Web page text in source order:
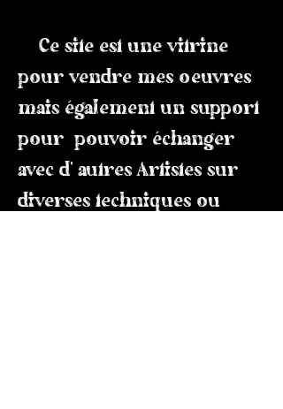
Ce site est une vitrine
pour vendre mes oeuvres
mais également un support
pour pouvoir échanger
avec d' autres Artistes sur
diverses techniques ou